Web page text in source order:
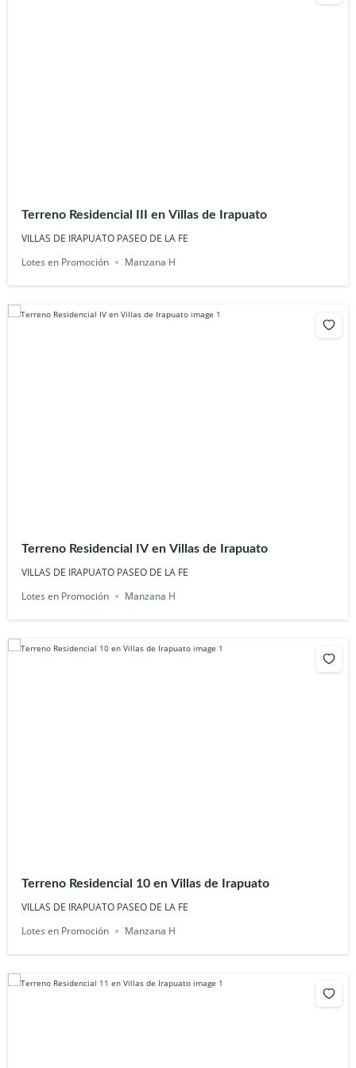
Terreno Residencial III en Villas de Irapuato
VILLAS DE IRAPUATO PASEO DE LA FE
Lotes en Promoción
Manzana H
Terreno Residencial IV en Villas de Irapuato
VILLAS DE IRAPUATO PASEO DE LA FE
Lotes en Promoción
Manzana H
Terreno Residencial 10 en Villas de Irapuato
VILLAS DE IRAPUATO PASEO DE LA FE
Lotes en Promoción
Manzana H